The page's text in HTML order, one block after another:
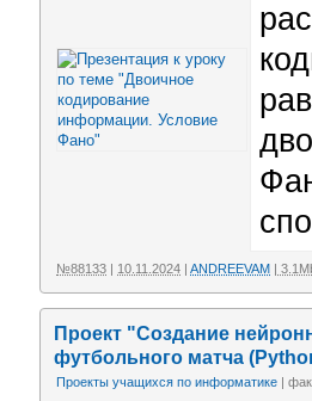
№88133 10.11.2024 ANDREEVAM |
Проект "Создание
футбольного матча
Проекты учащихся по информатике |